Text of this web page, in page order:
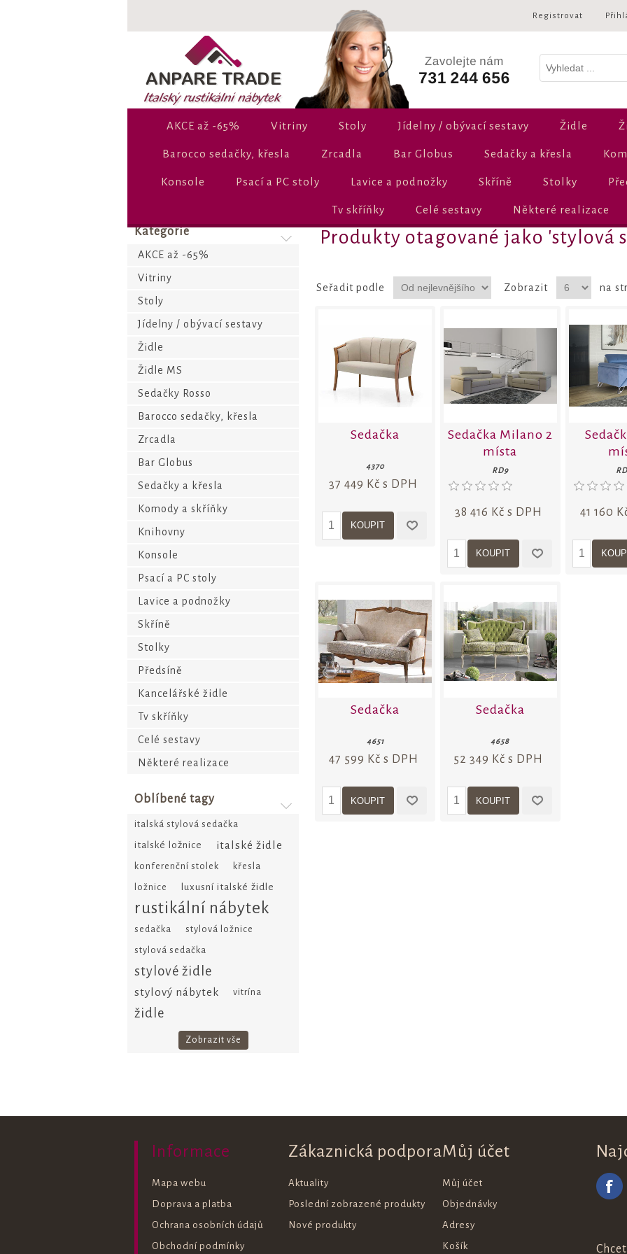
Registrovat
AKCE až -65% Vitriny Stoly Jídelny / obývací sestavy Židle
Barocco sedačky, křesla Zrcadla Bar Globus Sedačky a křesla
Konsole Psací a PC stoly Lavice a podnožky Skříně Stolky
Tv skříňky Celé sestavy Některé realizace
Kategorie
AKCE až -65%
Vitriny
Stoly
Jídelny / obývací sestavy
Židle
Židle MS
Sedačky Rosso
Barocco sedačky, křesla
Zrcadla
Bar Globus
Sedačky a křesla
Komody a skříňky
Knihovny
Konsole
Psací a PC stoly
Lavice a podnožky
Skříně
Stolky
Předsíně
Kancelářské židle
Tv skříňky
Celé sestavy
Některé realizace
Oblíbené tagy
italská stylová sedačka
italské ložnice
italské židle
konferenční stolek
křesla
ložnice
luxusní italské židle
rustikální nábytek
sedačka
stylová ložnice
stylová sedačka
stylové židle
stylový nábytek vitrína
židle
Zobrazit vše
Produkty otagované jako 'stylová
Seřadit podle Zobrazit na
Sedačka
4370
37 449 Kč s DPH
Sedačka Milano 2
místa
RD9
38 416 Kč s DPH 41 160
Sedačka
4651
47 599 Kč s DPH
Sedačka
4658
52 349 Kč s DPH
Informace
Mapa webu
Doprava a platba
Ochrana osobních údajů
Obchodní podmínky
Zákaznická podpora
Aktuality
Poslední zobrazené produkty
Nové produkty
Můj účet
Můj účet
Objednávky
Adresy
Košík